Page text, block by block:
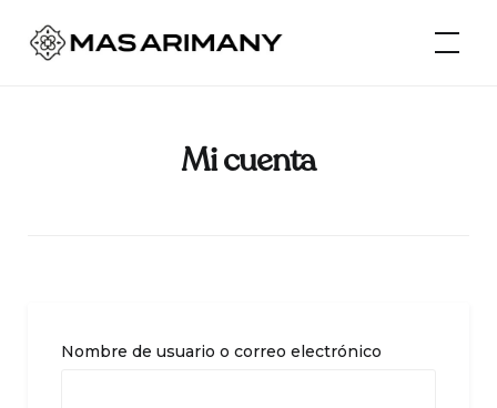
Mas Arimany
Mi cuenta
Nombre de usuario o correo electrónico